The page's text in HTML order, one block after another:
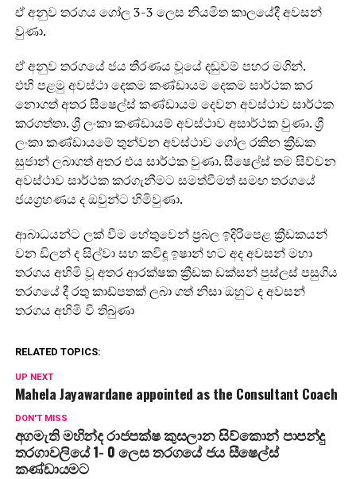
ඒ අනුව තරගය ගෝල 3-3 ලෙස නියමිත කාලයේදී අවසන්
වුණා.
ඒ අනුව තරගයේ ජය තීරණය වූයේ දඬුවම් පහර මගින්.
එහි පළමු අවස්ථා දෙකම කණ්ඩායම දෙකම සාර්ථක කර
නොගත් අතර සීෂෙල්ස් කණ්ඩායම දෙවන අවස්ථාව සාර්ථක
කරගත්තා. ශ්‍රී ලංකා කණ්ඩායම් අවස්ථාව අසාර්ථක වුණා. ශ්‍රී
ලංකා කණ්ඩායමේ තුන්වන අවස්ථාව ගෝල රකින ක්‍රීඩක
සුජාන් ලබාගත් අතර එය සාර්ථක වුණා. සීෂෙල්ස් තම සිව්වන
අවස්ථාව සාර්ථක කරගැනීමට සමත්වීමත් සමඟ තරගයේ
ජයග්‍රහණය ද ඔවුන්ට හිමිවුණා.
ආබාධයන්ට ලක් වීම හේතුවෙන් ප්‍රබල ඉදිරිපෙළ ක්‍රීඩකයන්
වන ඩිලන් ද සිල්වා සහ කවිඳූ ඉෂාන් හට අද අවසන් මහා
තරගය අහිමි වූ අතර ආරක්ෂක ක්‍රීඩක ඩක්සන් පුස්ලස් පසුගිය
තරගයේ දී රතු කාඩ්පතක් ලබා ගත් නිසා ඔහුට ද අවසන්
තරගය අහිමි වී තිබුණා
RELATED TOPICS:
UP NEXT
Mahela Jayawardane appointed as the Consultant Coach
DON'T MISS
අගමැති මහින්ද රාජපක්ෂ කුසලාන සිව්කොන් පාපන්දු
තරගාවලියේ 1- 0 ලෙස තරගයේ ජය සීෂෙල්ස්
කණ්ඩායමට